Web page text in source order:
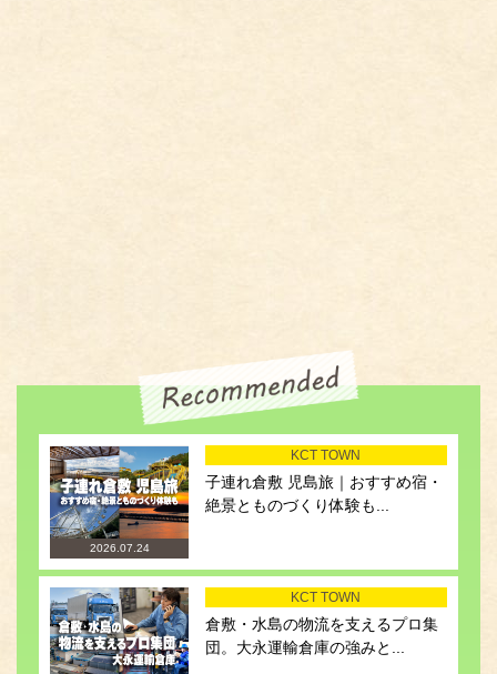
2026.07.24
KCT TOWN
子連れ倉敷 児島旅｜おすすめ宿・
絶景とものづくり体験も...
KCT TOWN
倉敷・水島の物流を支えるプロ集
団。大永運輸倉庫の強みと...